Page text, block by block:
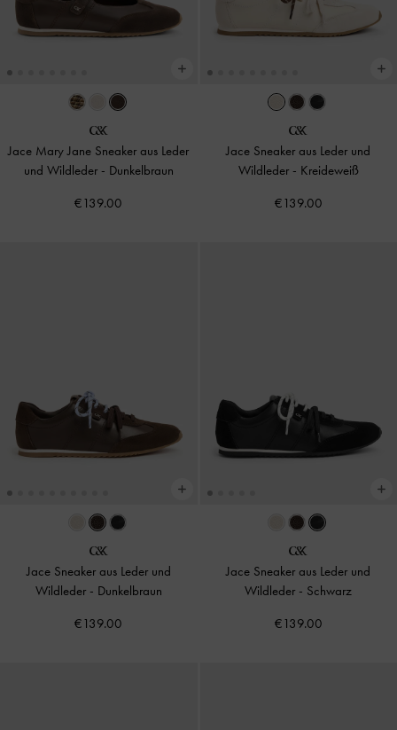
Jace Mary Jane Sneaker aus Leder
und Wildleder - Dunkelbraun
€139.00
Jace Sneaker aus Leder und
Wildleder - Kreideweiß
€139.00
Jace Sneaker aus Leder und
Wildleder - Dunkelbraun
€139.00
Jace Sneaker aus Leder und
Wildleder - Schwarz
€139.00